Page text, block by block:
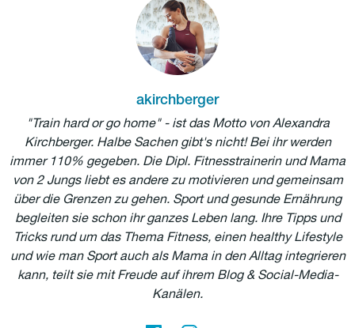
akirchberger
"Train hard or go home" - ist das Motto von Alexandra
Kirchberger. Halbe Sachen gibt's nicht! Bei ihr werden
immer 110% gegeben. Die Dipl. Fitnesstrainerin und Mama
von 2 Jungs liebt es andere zu motivieren und gemeinsam
über die Grenzen zu gehen. Sport und gesunde Ernährung
begleiten sie schon ihr ganzes Leben lang. Ihre Tipps und
Tricks rund um das Thema Fitness, einen healthy Lifestyle
und wie man Sport auch als Mama in den Alltag integrieren
kann, teilt sie mit Freude auf ihrem Blog & Social-Media-
Kanälen.